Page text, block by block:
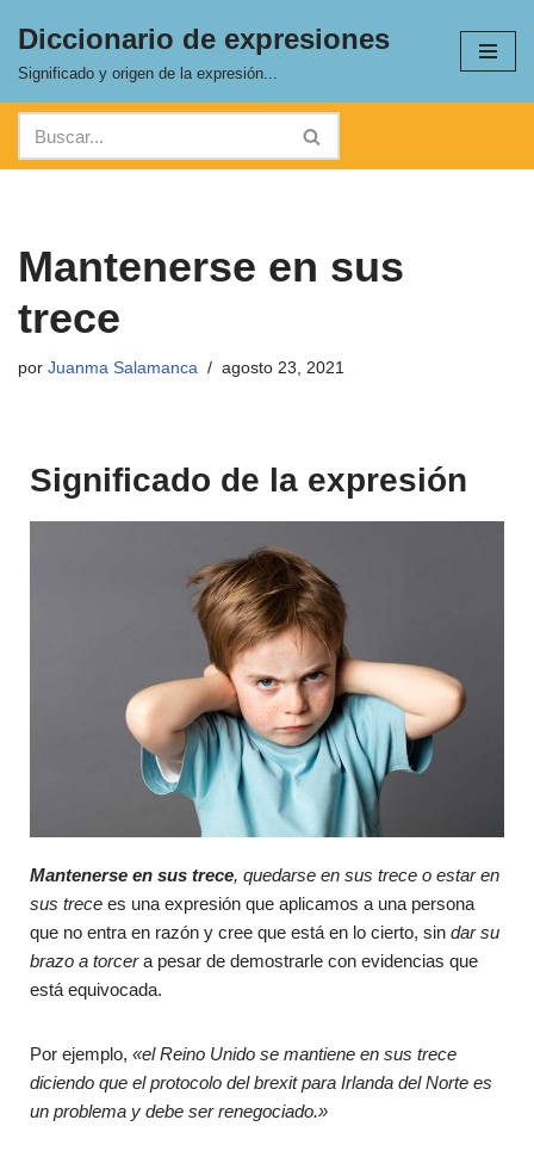
Saltar
contenido
Diccionario de expresiones
Significado y origen de la expresión...
Mantenerse en sus
trece
por Juanma Salamanca agosto 23, 2021
Significado de la expresión
Mantenerse en sus trece, quedarse en sus trece o estar en
sus trece es una expresión que aplicamos a una persona
que no entra en razón y cree que está en lo cierto, sin dar su
brazo a torcera pesar de demostrarle con evidencias que
está equivocada.
Por ejemplo, «el Reino Unido se mantiene en sus trece
diciendo que el protocolo del brexit para Irlanda del Norte es
un problema y debe ser renegociado.»